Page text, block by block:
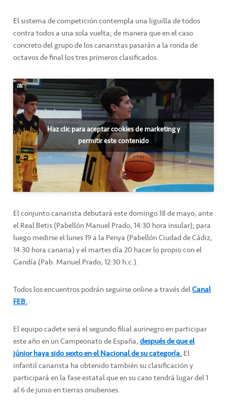
El sistema de competición contempla una liguilla de todos
contra todos a una sola vuelta; de manera que en el caso
concreto del grupo de los canaristas pasarán a la ronda de
octavos de final los tres primeros clasificados.
Haz clic para aceptar cookies de marketing y
permitir este contenido
El conjunto canarista debutará este domingo 18 de mayo, ante
el Real Betis (Pabellón Manuel Prado, 14:30 hora insular); para
luego medirse el lunes 19 a la Penya (Pabellón Ciudad de Cádiz,
14:30 hora canaria) y el martes día 20 hacer lo propio con el
Gandía (Pab. Manuel Prado, 12:30 h.c.).
Todos los encuentros podrán seguirse online a través delCanal
FEB.
El equipo cadete será el segundo filial aurinegro en participar
este año en un Campeonato de España,después de que el
júnior haya sido sexto en el Nacional de su categoría.El
infantil canarista ha obtenido también su clasificación y
participará en la fase estatal que en su caso tendrá lugar del 1
al 6 de junio en tierras onubenses.